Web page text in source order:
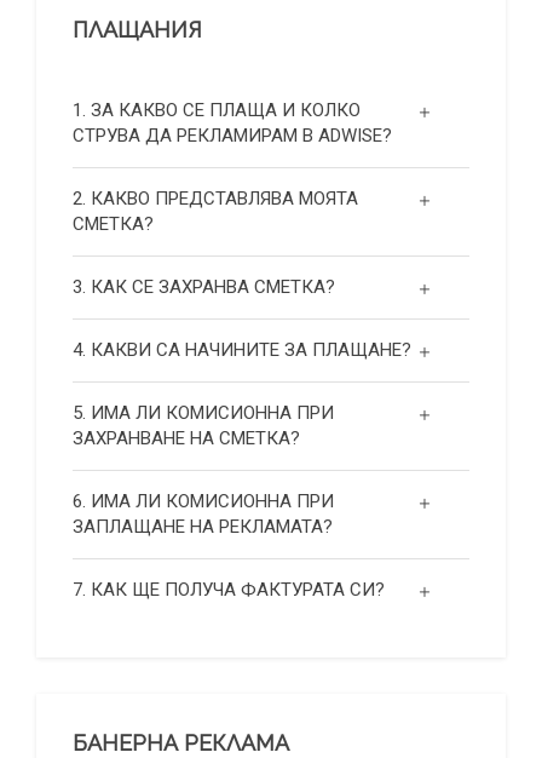
ПЛАЩАНИЯ
1. ЗА КАКВО СЕ ПЛАЩА И КОЛКО
СТРУВА ДА РЕКЛАМИРАМ В ADWISE?
2. КАКВО ПРЕДСТАВЛЯВА МОЯТА
СМЕТКА?
3. КАК СЕ ЗАХРАНВА СМЕТКА?
4. КАКВИ СА НАЧИНИТЕ ЗА ПЛАЩАНЕ?
5. ИМА ЛИ КОМИСИОННА ПРИ
ЗАХРАНВАНЕ НА СМЕТКА?
6. ИМА ЛИ КОМИСИОННА ПРИ
ЗАПЛАЩАНЕ НА РЕКЛАМАТА?
7. КАК ЩЕ ПОЛУЧА ФАКТУРАТА СИ?
БАНЕРНА РЕКЛАМА